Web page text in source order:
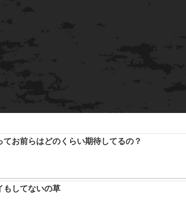
お前らはどのくらい期待してるの？
もしてないの草